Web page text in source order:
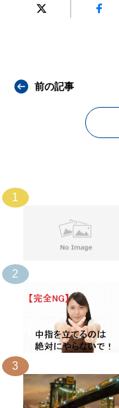
前の記事
1
2
3